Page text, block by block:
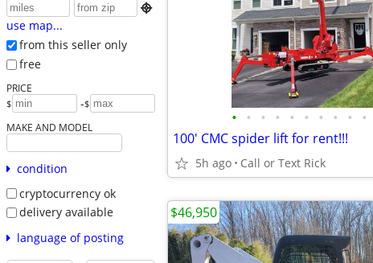

use map...
from this seller only
free
PRICE
$ -$
MAKE AND MODEL
condition
cryptocurrency ok
delivery available
language of posting
• • • • • • • • • •
100' CMC spider lift for rent!!!
5h ago Call or Text Rick
$46,950